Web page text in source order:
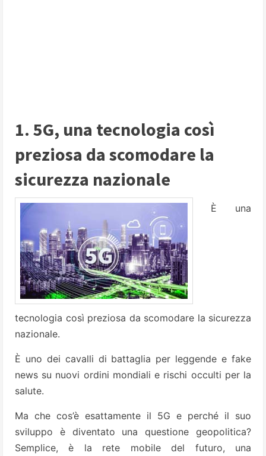
1. 5G, una tecnologia così
preziosa da scomodare la
sicurezza nazionale
È una
tecnologia così preziosa da scomodare la sicurezza
nazionale.
È uno dei cavalli di battaglia per leggende e fake
news su nuovi ordini mondiali e rischi occulti per la
salute.
Ma che cos’è esattamente il 5G e perché il suo
sviluppo è diventato una questione geopolitica?
Semplice, è la rete mobile del futuro, una